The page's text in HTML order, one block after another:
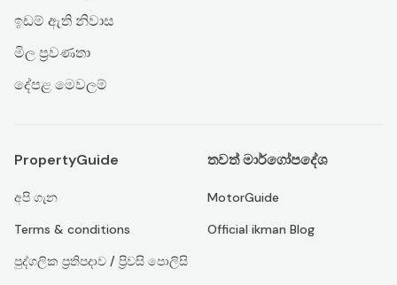
ඉඩම් ඇති නිවාස
මිල ප්‍රවණතා
දේපළ මෙවලම්
PropertyGuide
අපි ගැන
Terms & conditions
පුද්ගලික ප්‍රතිපදාව / ප්‍රිවසි පොලිසි
තවත් මාර්ගෝපදේශ
MotorGuide
Official ikman Blog